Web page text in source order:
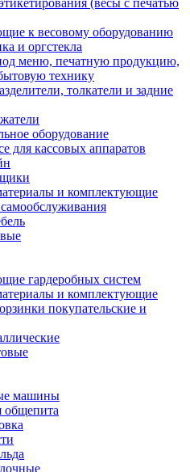
(весы с печатью
к весовому оборудованию
и оргстекла
меню, печатную продукцию,
технику
толкатели и задние
оборудование
для кассовых аппаратов
и комплектующие
гардеробных систем
и комплектующие
покупательские и
машины
общепита